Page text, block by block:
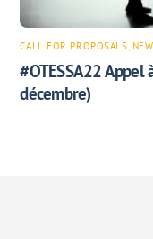
CALL FOR PROPOSALS
#OTESSA22
décembre)